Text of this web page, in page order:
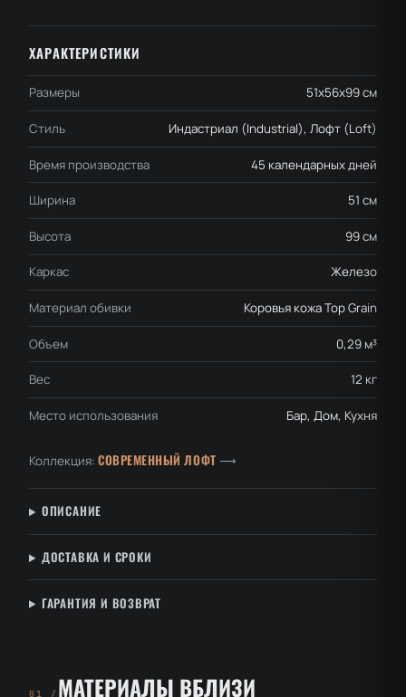
ХАРАКТЕРИСТИКИ
Размеры 51x56x99 см
Стиль Индастриал (Industrial), Лофт (Loft)
Время производства 45 календарных дней
Ширина 51 см
Высота 99 см
Каркас Железо
Материал обивки Коровья кожа Top Grain
Объем 0,29 м³
Вес 12 кг
Место использования Бар, Дом, Кухня
Коллекция: СОВРЕМЕННЫЙ ЛОФТ ⟶
ОПИСАНИЕ
ДОСТАВКА И СРОКИ
ГАРАНТИЯ И ВОЗВРАТ
01 / МАТЕРИАЛЫ ВБЛИЗИ